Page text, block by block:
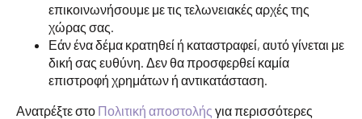
επικοινωνήσουμε με τις τελωνειακές αρχές της
χώρας σας.
Εάν ένα δέμα κρατηθεί ή καταστραφεί, αυτό γίνεται με
δική σας ευθύνη. Δεν θα προσφερθεί καμία
επιστροφή χρημάτων ή αντικατάσταση.
Ανατρέξτε στο Πολιτική αποστολής για περισσότερες